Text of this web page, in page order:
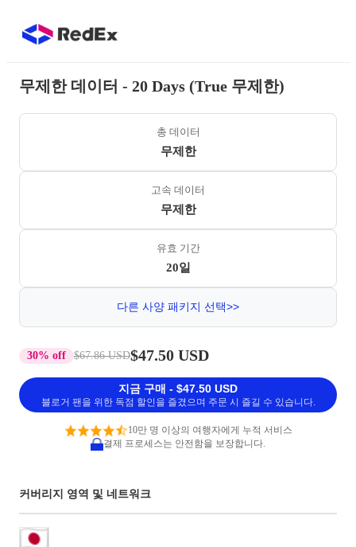
무제한 데이터 - 20 Days (True 무제한)
총 데이터
무제한
고속 데이터
무제한
유효 기간
20일
다른 사양 패키지 선택>>
30% off $67.86 USD$47.50 USD
지금 구매 - $47.50 USD
블로거 팬을 위한 독점 할인을 즐겼으며 주문 시 즐길 수 있습니다.
10만 명 이상의 여행자에게 누적 서비스
결제 프로세스는 안전함을 보장합니다.
커버리지 영역 및 네트워크